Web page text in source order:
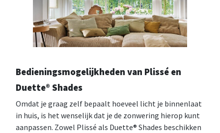
Bedieningsmogelijkheden van Plissé en
Duette® Shades
Omdat je graag zelf bepaalt hoeveel licht je binnenlaat
in huis, is het wenselijk dat je de zonwering hierop kunt
aanpassen. Zowel Plissé als Duette® Shades beschikken